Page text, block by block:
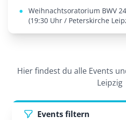
Weihnachtsoratorium BWV
(19:30 Uhr / Peterskirche
Hier findest du alle Events
Leipzig
Events filtern